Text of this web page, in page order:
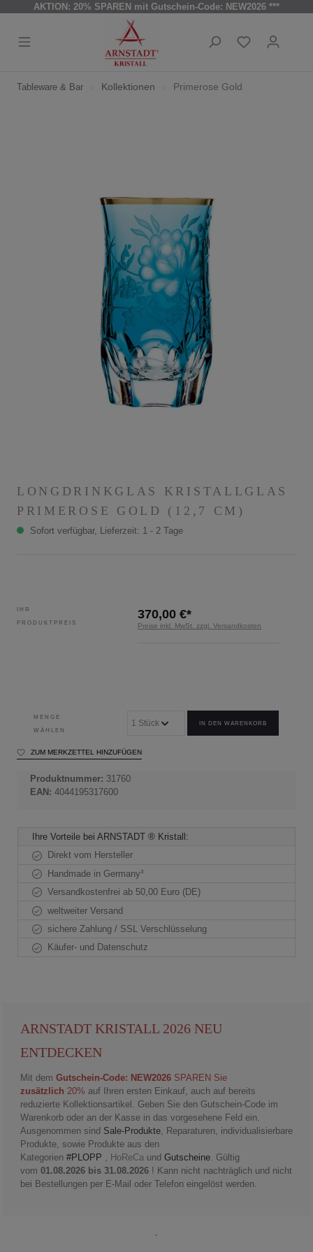
AKTION: 20% SPAREN mit Gutschein-Code: NEW2026 ***
Tableware & Bar Kollektionen Primerose Gold
LONGDRINKGLAS KRISTALLGLAS
PRIMEROSE GOLD (12,7 CM)
Sofort verfügbar, Lieferzeit: 1 - 2 Tage
IHR
PRODUKTPREIS
370,00 €*
Preise inkl. MwSt. zzgl. Versandkosten
MENGE
WÄHLEN
IN DEN WARENKORB
ZUM MERKZETTEL HINZUFÜGEN
Produktnummer: 31760
EAN:4044195317600
Ihre Vorteile bei ARNSTADT ® Kristall:
Direkt vom Hersteller
Handmade in Germany³
Versandkostenfrei ab 50,00 Euro (DE)
weltweiter Versand
sichere Zahlung / SSL Verschlüsselung
Käufer- und Datenschutz
ARNSTADT KRISTALL 2026 NEU
ENTDECKEN
Mit dem Gutschein-Code: NEW2026 SPAREN Sie
zusätzlich 20% auf Ihren ersten Einkauf, auch auf bereits
reduzierte Kollektionsartikel. Geben Sie den Gutschein-Code im
Warenkorb oder an der Kasse in das vorgesehene Feld ein.
Ausgenommen sind Sale-Produkte , Reparaturen, individualisierbare
Produkte, sowie Produkte aus den
Kategorien #PLOPP HoReCa und Gutscheine . Gültig
vom 01.08.2026 bis 31.08.2026 ! Kann nicht nachträglich und nicht
bei Bestellungen per E-Mail oder Telefon eingelöst werden.
.